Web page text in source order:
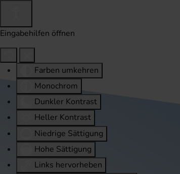
Eingabehilfen öffnen
Farben umkehren
Monochrom
Dunkler Kontrast
Heller Kontrast
Niedrige Sättigung
Hohe Sättigung
Links hervorheben